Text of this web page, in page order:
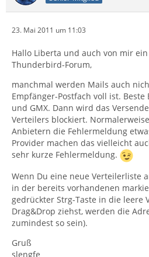
23. Mai 2011 um 11:03
Hallo Liberta und auch von mir
Thunderbird-Forum,
manchmal werden Mails auch
Empfänger-Postfach voll ist.
und GMX. Dann wird das
Verteilers blockiert.
Anbietern die Fehlermeldung
Provider machen das vielleicht
sehr kurze Fehlermeldung.
Wenn Du eine neue Verteilerliste
in der bereits vorhandenen
gedrückter Strg-Taste in die leere
Drag&Drop ziehst, werden die
zumindest so sein).
Gruß
slengfe